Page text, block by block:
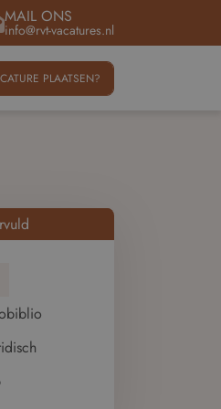
MAIL ONS
info@rvt-vacatures.nl
PLAATSEN?